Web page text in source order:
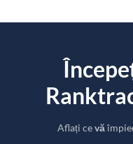
Aflați cevă